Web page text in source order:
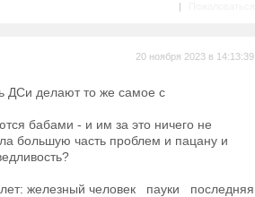
|
20 ноября 2023 в 14:13:39
ДСи делают то же самое с
бабами - и им за это ничего не
большую часть проблем и пацану и
железный человек пауки последняя